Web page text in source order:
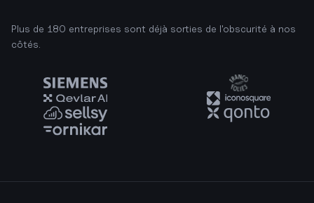
Plus de 180 entreprises sont déjà sorties de l'obscurité à nos
côtés.